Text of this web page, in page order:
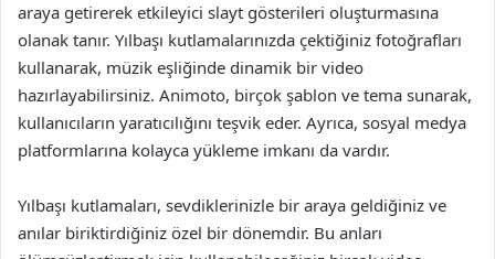
araya getirerek etkileyici slayt gösterileri oluşturmasına
olanak tanır. Yılbaşı kutlamalarınızda çektiğiniz fotoğrafları
kullanarak, müzik eşliğinde dinamik bir video
hazırlayabilirsiniz. Animoto, birçok şablon ve tema sunarak,
kullanıcıların yaratıcılığını teşvik eder. Ayrıca, sosyal medya
platformlarına kolayca yükleme imkanı da vardır.
Yılbaşı kutlamaları, sevdiklerinizle bir araya geldiğiniz ve
anılar biriktirdiğiniz özel bir dönemdir. Bu anları